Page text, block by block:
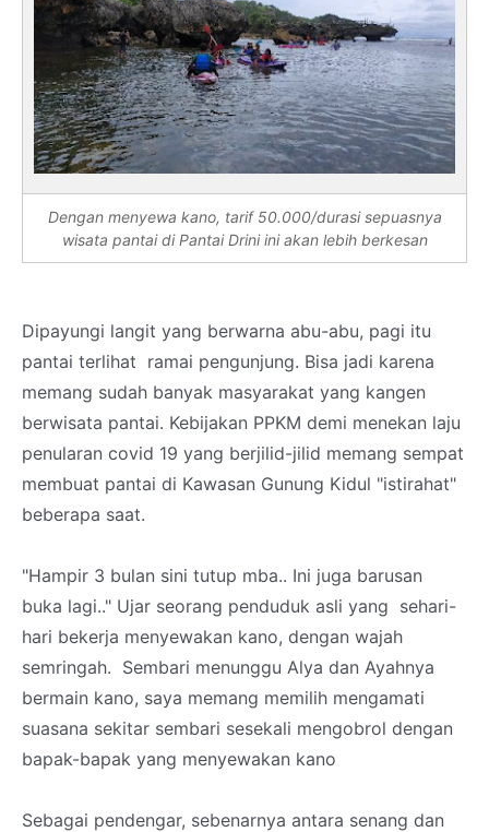
Dengan menyewa kano, tarif 50.000/durasi sepuasnya
wisata pantai di Pantai Drini ini akan lebih berkesan
Dipayungi langit yang berwarna abu-abu, pagi itu
pantai terlihat ramai pengunjung. Bisa jadi karena
memang sudah banyak masyarakat yang kangen
berwisata pantai. Kebijakan PPKM demi menekan laju
penularan covid 19 yang berjilid-jilid memang sempat
membuat pantai di Kawasan Gunung Kidul "istirahat"
beberapa saat.
"Hampir 3 bulan sini tutup mba.. Ini juga barusan
buka lagi.." Ujar seorang penduduk asli yang sehari-
hari bekerja menyewakan kano, dengan wajah
semringah. Sembari menunggu Alya dan Ayahnya
bermain kano, saya memang memilih mengamati
suasana sekitar sembari sesekali mengobrol dengan
bapak-bapak yang menyewakan kano
Sebagai pendengar, sebenarnya antara senang dan